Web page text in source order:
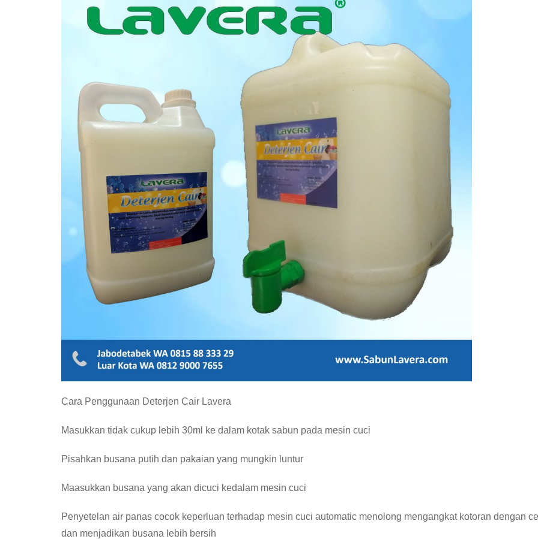
Cara Penggunaan Deterjen Cair Lavera
Masukkan tidak cukup lebih 30ml ke dalam kotak sabun pada mesin cuci
Pisahkan busana putih dan pakaian yang mungkin luntur
Maasukkan busana yang akan dicuci kedalam mesin cuci
Penyetelan air panas cocok keperluan terhadap mesin cuci automatic menolong mengangkat kotoran dengan
dan menjadikan busana lebih bersih